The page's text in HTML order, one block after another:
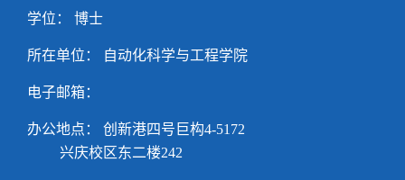
学位： 博士
所在单位： 自动化科学与工程学院
电子邮箱：
办公地点： 创新港四号巨构4-5172
兴庆校区东二楼242